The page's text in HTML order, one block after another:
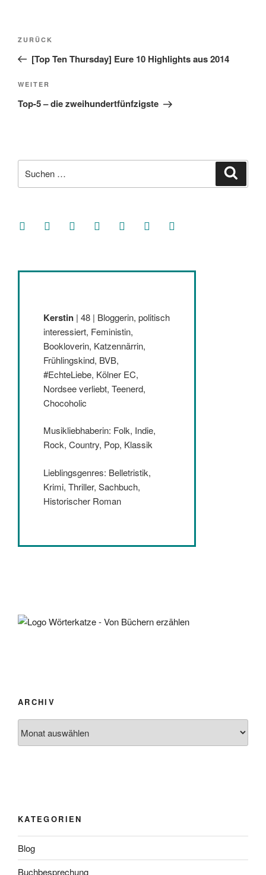
Beitragsnavigation
Vorheriger
Beitrag
ZURÜCK
[Top Ten Thursday] Eure 10 Highlights aus 2014
Nächster
Beitrag
WEITER
Top-5 – die zweihundertfünfzigste
nach:
facebooksoundcloud
twitter mastodoninstagramthreads goodreads
Kerstin | 48 | Bloggerin, politisch
interessiert, Feministin,
Bookloverin, Katzennärrin,
Frühlingskind, BVB,
#EchteLiebe, Kölner EC,
Nordsee verliebt, Teenerd,
Chocoholic
Musikliebhaberin: Folk, Indie,
Rock, Country, Pop, Klassik
Lieblingsgenres: Belletristik,
Krimi, Thriller, Sachbuch,
Historischer Roman
ARCHIV
KATEGORIEN
Blog
Buchbesprechung